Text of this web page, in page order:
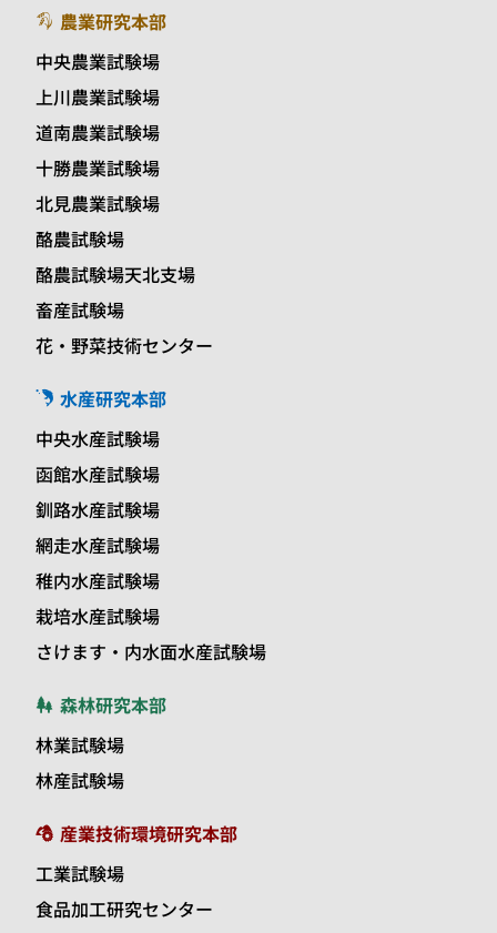
農業研究本部
中央農業試験場
上川農業試験場
道南農業試験場
十勝農業試験場
北見農業試験場
酪農試験場
酪農試験場天北支場
畜産試験場
花・野菜技術センター
水産研究本部
中央水産試験場
函館水産試験場
釧路水産試験場
網走水産試験場
稚内水産試験場
栽培水産試験場
さけます・内水面水産試験場
森林研究本部
林業試験場
林産試験場
産業技術環境研究本部
工業試験場
食品加工研究センター